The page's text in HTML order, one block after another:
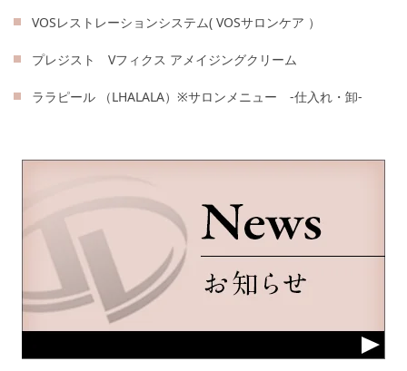
VOSレストレーションシステム( VOSサロンケア ）
プレジスト Vフィクス アメイジングクリーム
ララピール （LHALALA）※サロンメニュー -仕入れ・卸-